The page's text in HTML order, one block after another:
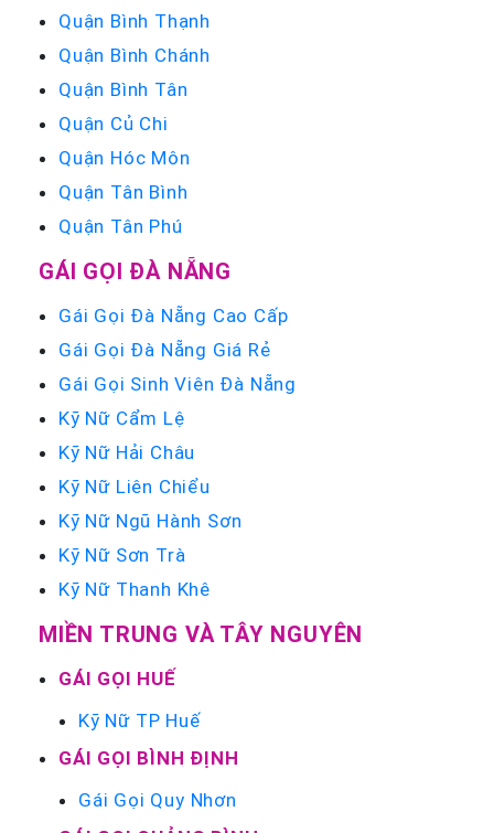
Quận Bình Thạnh
Quận Bình Chánh
Quận Bình Tân
Quận Củ Chi
Quận Hóc Môn
Quận Tân Bình
Quận Tân Phú
GÁI GỌI ĐÀ NẴNG
Gái Gọi Đà Nẵng Cao Cấp
Gái Gọi Đà Nẵng Giá Rẻ
Gái Gọi Sinh Viên Đà Nẵng
Kỹ Nữ Cẩm Lệ
Kỹ Nữ Hải Châu
Kỹ Nữ Liên Chiểu
Kỹ Nữ Ngũ Hành Sơn
Kỹ Nữ Sơn Trà
Kỹ Nữ Thanh Khê
MIỀN TRUNG VÀ TÂY NGUYÊN
GÁI GỌI HUẾ
Kỹ Nữ TP Huế
GÁI GỌI BÌNH ĐỊNH
Gái Gọi Quy Nhơn